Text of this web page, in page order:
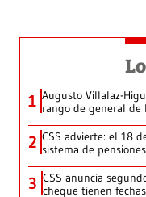
1 Augusto Villalaz-
rango de general de
2 CSS advierte: el 18
sistema de pensiones
3 CSS anuncia
cheque tienen